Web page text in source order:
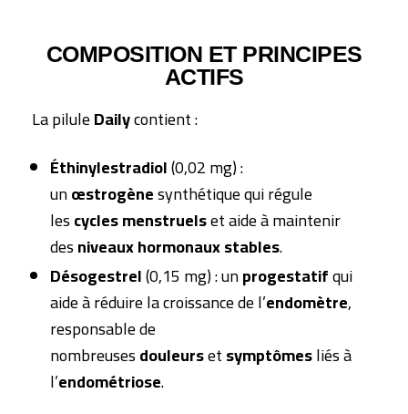
COMPOSITION ET PRINCIPES
ACTIFS
La piluleDailycontient :
Éthinylestradiol(0,02 mg) :
unœstrogènesynthétique qui régule
lescycles menstruelset aide à maintenir
desniveaux hormonaux stables.
Désogestrel(0,15 mg) : unprogestatifqui
aide à réduire la croissance de l’endomètre,
responsable de
nombreusesdouleursetsymptômesliés à
l’endométriose.